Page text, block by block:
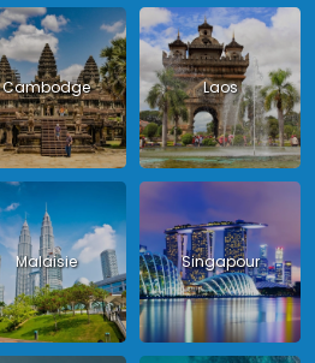
Cambodge Laos
Malaisie Singapour